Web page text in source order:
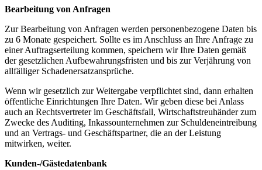
Bearbeitung von Anfragen
Zur Bearbeitung von Anfragen werden personenbezogene Daten bis
zu 6 Monate gespeichert. Sollte es im Anschluss an Ihre Anfrage zu
einer Auftragserteilung kommen, speichern wir Ihre Daten gemäß
der gesetzlichen Aufbewahrungsfristen und bis zur Verjährung von
allfälliger Schadenersatzansprüche.
Wenn wir gesetzlich zur Weitergabe verpflichtet sind, dann erhalten
öffentliche Einrichtungen Ihre Daten. Wir geben diese bei Anlass
auch an Rechtsvertreter im Geschäftsfall, Wirtschaftstreuhänder zum
Zwecke des Auditing, Inkassounternehmen zur Schuldeneintreibung
und an Vertrags- und Geschäftspartner, die an der Leistung
mitwirken, weiter.
Kunden-/Gästedatenbank